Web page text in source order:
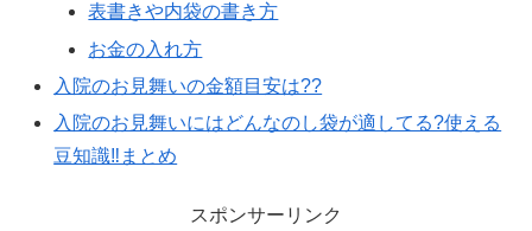
表書きや内袋の書き方
お金の入れ方
入院のお見舞いの金額目安は??
入院のお見舞いにはどんなのし袋が適してる?使える
豆知識‼︎まとめ
スポンサーリンク